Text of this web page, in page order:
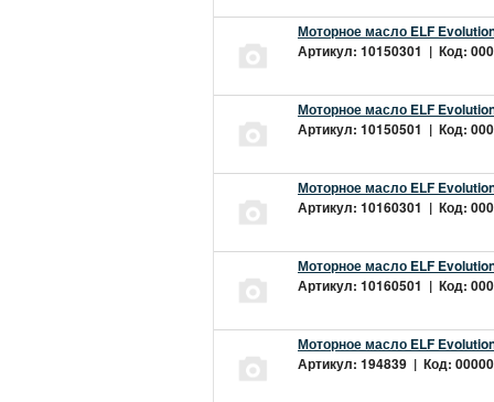
Моторное масло ELF
Артикул: 10150301 | Код:
Моторное масло ELF
Артикул: 10150501 | Код:
Моторное масло ELF
Артикул: 10160301 | Код:
Моторное масло ELF
Артикул: 10160501 | Код:
Моторное масло ELF
Артикул: 194839 | Код: